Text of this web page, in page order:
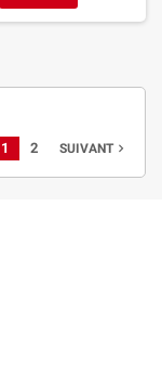
1 2 SUIVANT